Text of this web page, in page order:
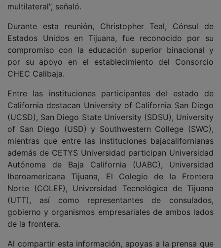
multilateral”, señaló.
Durante esta reunión, Christopher Teal, Cónsul de
Estados Unidos en Tijuana, fue reconocido por su
compromiso con la educación superior binacional y
por su apoyo en el establecimiento del Consorcio
CHEC Calibaja.
Entre las instituciones participantes del estado de
California destacan University of California San Diego
(UCSD), San Diego State University (SDSU), University
of San Diego (USD) y Southwestern College (SWC),
mientras que entre las instituciones bajacalifornianas
además de CETYS Universidad participan Universidad
Autónoma de Baja California (UABC), Universidad
Iberoamericana Tijuana, El Colegio de la Frontera
Norte (COLEF), Universidad Tecnológica de Tijuana
(UTT), así como representantes de consulados,
gobierno y organismos empresariales de ambos lados
de la frontera.
Al compartir esta información, apoyas a la prensa que